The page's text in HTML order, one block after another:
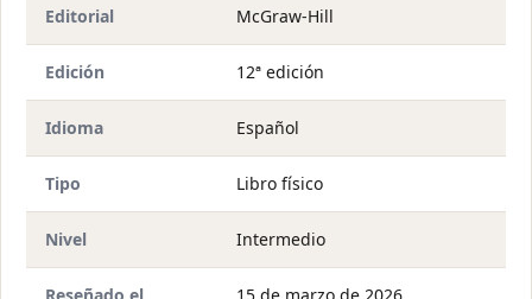
Editorial McGraw-Hill
Edición 12ª edición
Idioma Español
Tipo Libro físico
Nivel Intermedio